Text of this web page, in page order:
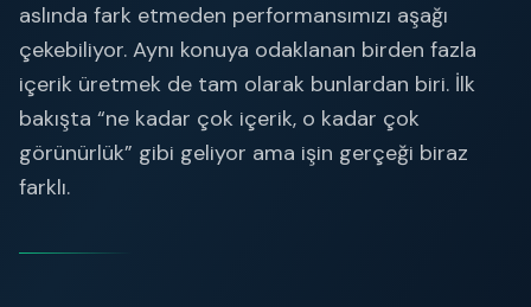
aslında fark etmeden performansımızı aşağı
çekebiliyor. Aynı konuya odaklanan birden fazla
içerik üretmek de tam olarak bunlardan biri. İlk
bakışta “ne kadar çok içerik, o kadar çok
görünürlük” gibi geliyor ama işin gerçeği biraz
farklı.